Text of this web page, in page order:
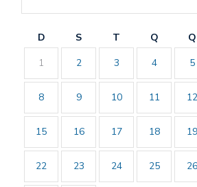
D S T Q Q
1
2 3 4 5
8 9 10 11 12
15 16 17 18 19
22 23 24 25 26